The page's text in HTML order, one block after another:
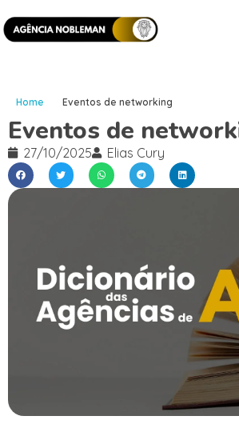
Home Eventos de networking
Eventos de
27/10/2025 Elias Cury